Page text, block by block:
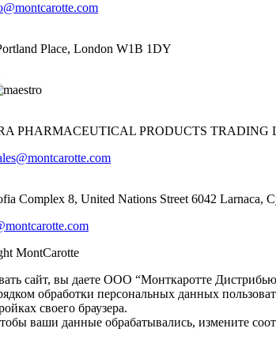
Place, London W1B 1DY
PHARMACEUTICAL PRODUCTS TRADING
Complex 8, United Nations Street 6042 Larnaca,
MontCarotte
сайт, вы даете ООО “Монткаротте
обработки персональных данных
своего браузера.
ваши данные обрабатывались, измените